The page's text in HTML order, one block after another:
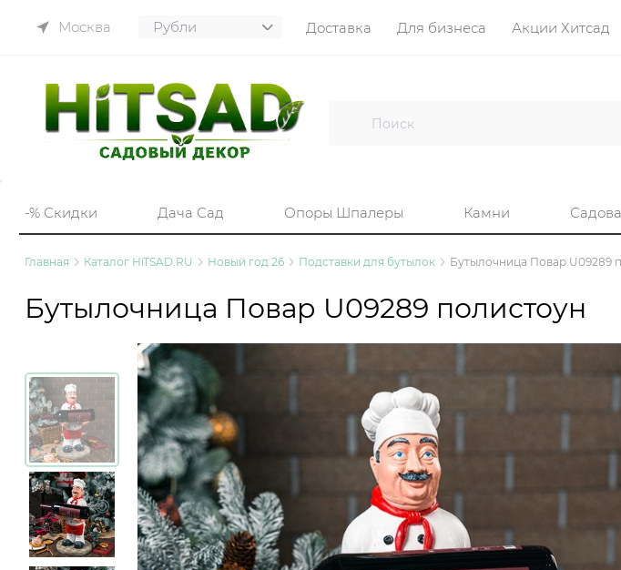
Москва Доставка Для бизнеса Акции Хитсад
-% Скидки Дача Сад Опоры Шпалеры Камни
Главная Каталог HiTSAD.RU Новый год 26 Подставки для бутылок Бутылочница Повар U09289
Бутылочница Повар U09289 полистоун